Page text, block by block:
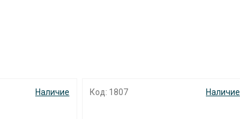
Наличие Код: 1807 Наличие